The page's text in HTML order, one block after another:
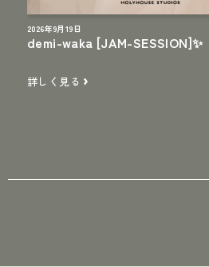
2026年9月19日
demi-waka [JAM-SESSION]✨
詳しく見る